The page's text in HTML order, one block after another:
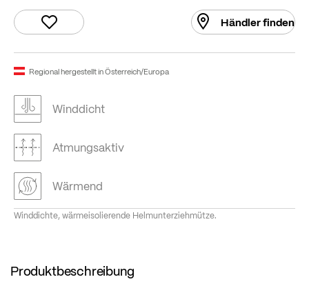
Händler finden
Regional hergestellt in Österreich/Europa
Winddicht
Atmungsaktiv
Wärmend
Winddichte, wärmeisolierende Helmunterziehmütze.
Produktbeschreibung